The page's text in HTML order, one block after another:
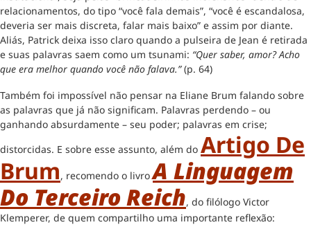
relacionamentos, do tipo “você fala demais”, “você é escandalosa,
deveria ser mais discreta, falar mais baixo” e assim por diante.
Aliás, Patrick deixa isso claro quando a pulseira de Jean é retirada
e suas palavras saem como um tsunami: “Quer saber, amor? Acho
que era melhor quando você não falava.”(p. 64)
Também foi impossível não pensar na Eliane Brum falando sobre
as palavras que já não significam. Palavras perdendo – ou
ganhando absurdamente – seu poder; palavras em crise;
distorcidas. E sobre esse assunto, além do Artigo De
Brum, recomendo o livroA Linguagem
Do Terceiro Reich, do filólogo Victor
Klemperer, de quem compartilho uma importante reflexão: